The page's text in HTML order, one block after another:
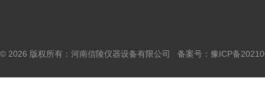
© 2026 版权所有：河南信陵仪器设备有限公司 备案号： 豫ICP备